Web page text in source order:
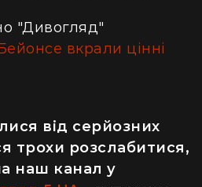
"Дивогляд"
вкрали цінні
від серйозних
трохи розслабитися,
наш канал у